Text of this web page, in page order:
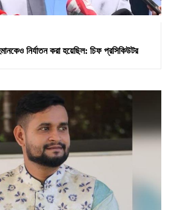
নির্যাতন করা হয়েছিল: চিফ প্রসিকিউটর